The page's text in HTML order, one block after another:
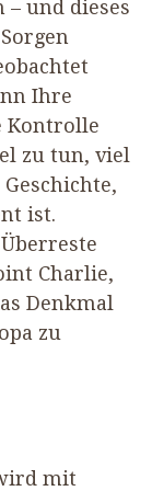
– und dieses
Ihre
Kontrolle
zu tun, viel
ist.
Charlie,
Denkmal
zu
mit